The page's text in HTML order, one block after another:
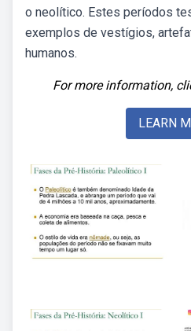
o neolítico. Estes períodos
exemplos de vestígios,
humanos.
For more information,
LEARN